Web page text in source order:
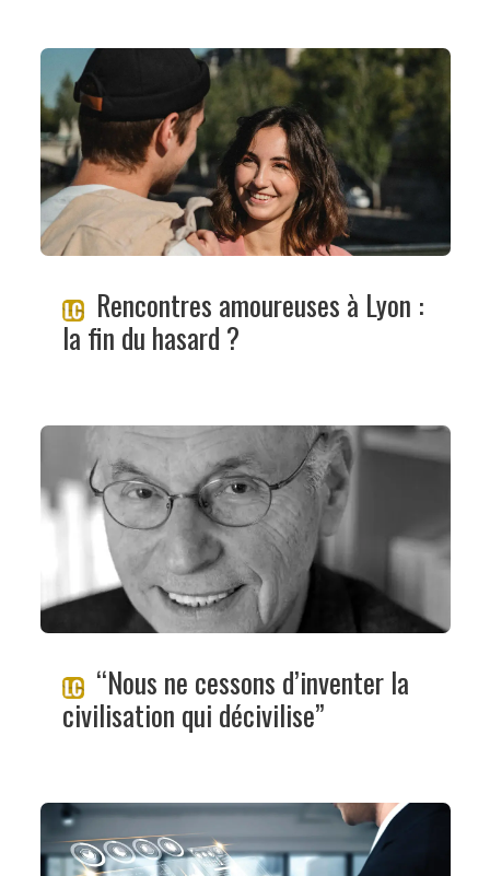
Rencontres amoureuses à Lyon :
la fin du hasard ?
“Nous ne cessons d’inventer la
civilisation qui décivilise”